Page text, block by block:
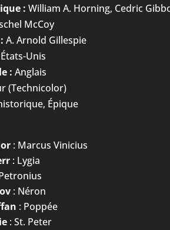
: William A. Horning, Cedric
McCoy
A. Arnold Gillespie
États-Unis
: Anglais
(Technicolor)
Épique
: Marcus Vinicius
: Lygia
: Néron
: Poppée
: St. Peter